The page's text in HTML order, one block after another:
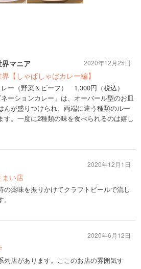
マニア
【しゃばしゃばカレー編】
ー（野菜＆ビーフ） 1,300円（税込）
ーションカレー」は、オーバール型のお皿
んが盛りつけられ、両端に違う種類のルー
す。一度に2種類の味を食べられるのは嬉し
2020年12月25日
い店
の薬味を振りかけてクラフトビールで流し
2020年12月1日
列店があります。ここのお店の雰囲気す
2020年6月12日